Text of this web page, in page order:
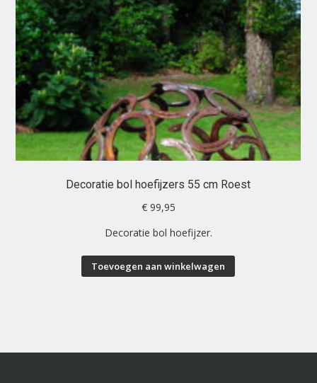
Decoratie bol hoefijzers 55 cm Roest
€99,95
Decoratie bol hoefijzer.
Toevoegen aan winkelwagen